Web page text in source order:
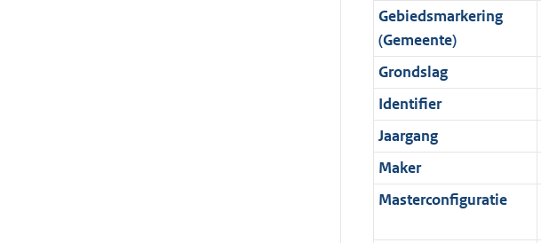
o
r
m
a
a
t
f
o
r
m
a
a
t
n
f
o
r
m
a
a
t
b
i
n
f
o
r
m
a
a
K
b
Gebiedsmarkering
(Gemeente)
Grondslag
Identifier
Jaargang
Maker
Masterconfiguratie